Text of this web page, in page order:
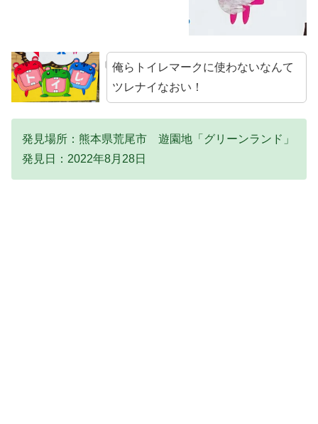
俺らトイレマークに使わないなんて
ツレナイなおい！
発見場所：熊本県荒尾市 遊園地「グリーンランド」
発見日：2022年8月28日